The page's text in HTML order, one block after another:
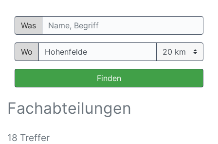
Was
Wo
Finden
Fachabteilungen
18 Treffer